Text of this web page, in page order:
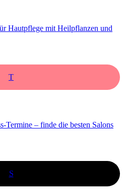
Hautpflege mit Heilpflanzen und
T
Termine – finde die besten Salons
S